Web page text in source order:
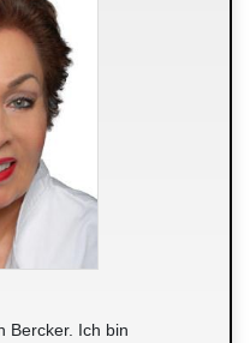
Bercker. Ich bin